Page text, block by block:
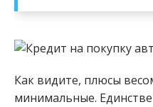
Как видите, плюсы
минимальные.